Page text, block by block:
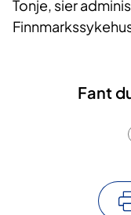
Tonje, sier
Fant